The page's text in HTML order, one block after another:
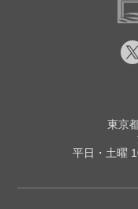
東京
平日・土曜